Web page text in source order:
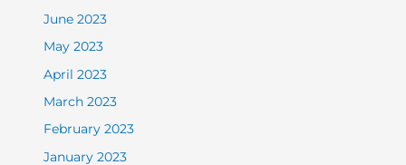
June 2023
May 2023
April 2023
March 2023
February 2023
January 2023